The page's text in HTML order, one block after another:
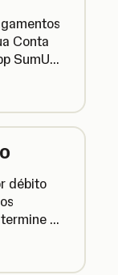
Conta
SumUp.
débito
o